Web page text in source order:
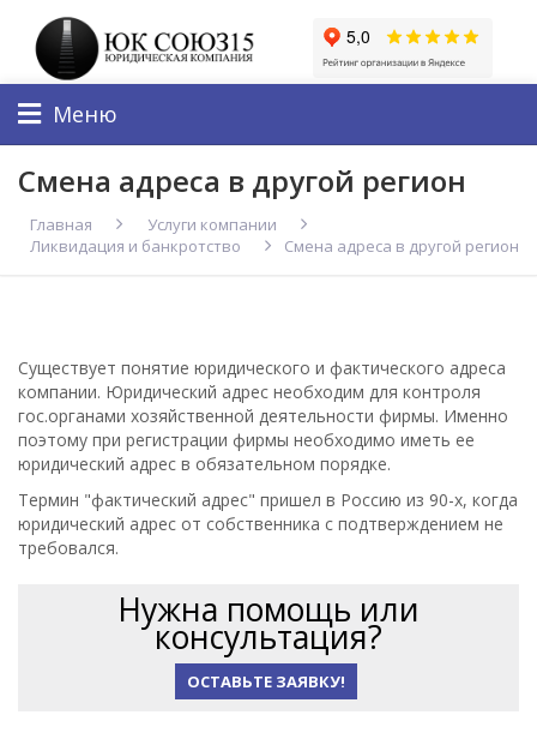
Меню
Смена адреса в другой регион
Главная
Услуги компании
Ликвидация и банкротство
Смена адреса в другой регион
Существует понятие юридического и фактического адреса
компании. Юридический адрес необходим для контроля
гос.органами хозяйственной деятельности фирмы. Именно
поэтому при регистрации фирмы необходимо иметь ее
юридический адрес в обязательном порядке.
Термин "фактический адрес" пришел в Россию из 90-х, когда
юридический адрес от собственника с подтверждением не
требовался.
Нужна помощь или
консультация?
ОСТАВЬТЕ ЗАЯВКУ!